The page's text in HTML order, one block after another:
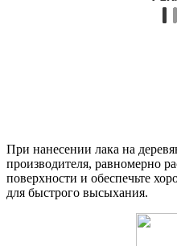
При нанесении лака на
производителя, равномерно
поверхности и обеспечьте
для быстрого высыхания.